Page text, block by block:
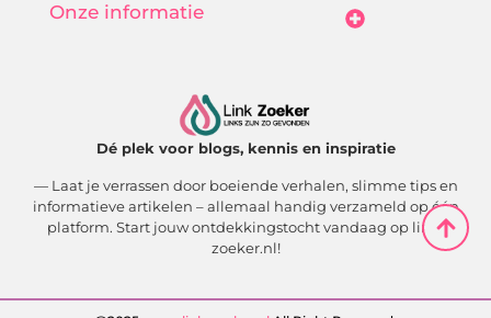
Dé plek voor blogs, kennis en inspiratie
— Laat je verrassen door boeiende verhalen, slimme tips en
informatieve artikelen – allemaal handig verzameld op één
platform. Start jouw ontdekkingstocht vandaag op link-
zoeker.nl!
Onze informatie